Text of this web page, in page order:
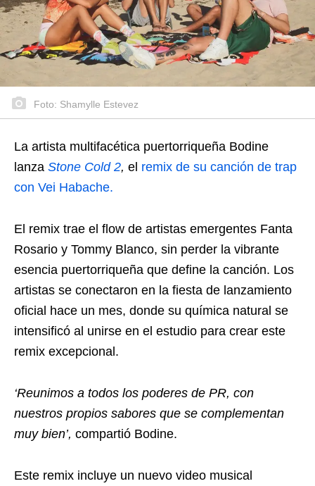
Foto: Shamylle Estevez
La artista multifacética puertorriqueña Bodine
lanza Stone Cold 2, el remix de su canción de trap
con Vei Habache.
El remix trae el flow de artistas emergentes Fanta
Rosario y Tommy Blanco, sin perder la vibrante
esencia puertorriqueña que define la canción. Los
artistas se conectaron en la fiesta de lanzamiento
oficial hace un mes, donde su química natural se
intensificó al unirse en el estudio para crear este
remix excepcional.
‘Reunimos a todos los poderes de PR, con
nuestros propios sabores que se complementan
muy bien’, compartió Bodine.
Este remix incluye un nuevo video musical